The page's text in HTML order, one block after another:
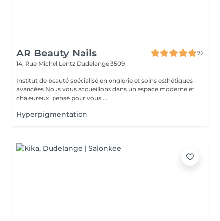
AR Beauty Nails
72
14, Rue Michel Lentz Dudelange 3509
Institut de beauté spécialisé en onglerie et soins esthétiques
avancées Nous vous accueillons dans un espace moderne et
chaleureux, pensé pour vous ...
Hyperpigmentation